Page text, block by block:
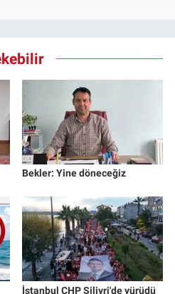
Bekler: Yine döneceğiz
İstanbul CHP Silivri'de yürüdü